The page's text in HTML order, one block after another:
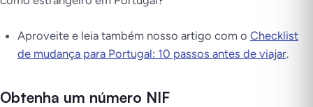
Aproveite e leia também nosso artigo com o Checklist
de mudança para Portugal: 10 passos antes de viajar.
Obtenha um número NIF